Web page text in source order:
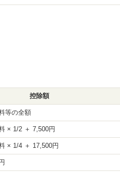
控除額
等の全額
× 1/2 ＋ 7,500円
× 1/4 ＋ 17,500円